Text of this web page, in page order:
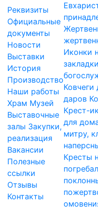
Реквизиты
Официальные
документы
Новости
Выставки
История
Производство
Наши работы
Храм Музей
Выставочные
залы Закупки,
реализация
Вакансии
Полезные
ссылки
Отзывы
Контакты
Иконки
даров
Крест-
для
митру,
Кресты